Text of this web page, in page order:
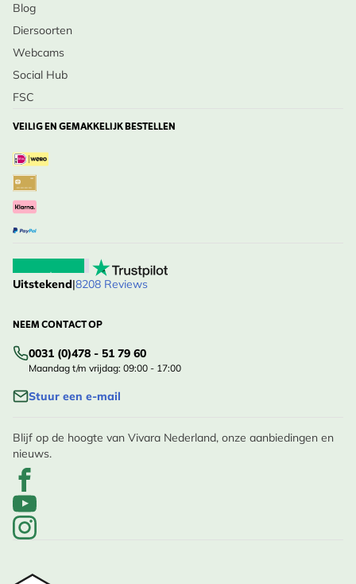
Blog
Diersoorten
Webcams
Social Hub
FSC
VEILIG EN GEMAKKELIJK BESTELLEN
Uitstekend|8208 Reviews
NEEM CONTACT OP
0031 (0)478 - 51 79 60
Maandag t/m vrijdag: 09:00 - 17:00
Stuur een e-mail
Blijf op de hoogte van Vivara Nederland, onze aanbiedingen en
nieuws.